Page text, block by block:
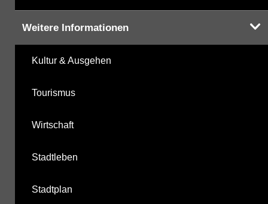
Weitere Informationen
Kultur & Ausgehen
Tourismus
Wirtschaft
Stadtleben
Stadtplan